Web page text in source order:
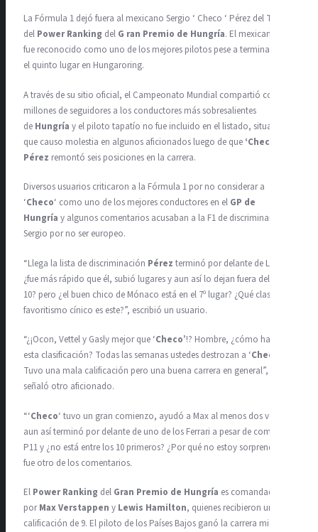
La Fórmula 1 dejó fuera al mexicano Sergio ‘ Checo ‘ Pérez del To
del Power Ranking del G ran Premio de Hungría. El mexicano no
fue reconocido como uno de los mejores pilotos pese a terminar con
el quinto lugar en Hungaroring.
A través de su sitio oficial, el Campeonato Mundial compartió con sus
millones de seguidores a los conductores más sobresalientes
de Hungría y el piloto tapatío no fue incluido en el listado, situación
que causo molestia en algunos aficionados luego de que ‘Checo’
Pérez remontó seis posiciones en la carrera.
Diversos usuarios criticaron a la Fórmula 1 por no considerar a
‘Checo‘ como uno de los mejores conductores en el GP de
Hungría y algunos comentarios acusaban a la F1 de discriminar a
Sergio por no ser europeo.
“Llega la lista de discriminación Pérez terminó por delante de Leclerc,
¿fue más rápido que él, subió lugares y aun así lo dejan fuera del top
10? pero ¿el buen chico de Mónaco está en el 7º lugar? ¿Qué clase de
favoritismo cínico es este?”, escribió un usuario.
“¿¡Ocon, Vettel y Gasly mejor que ‘Checo’!? Hombre, ¿cómo hacen
esta clasificación? Todas las semanas ustedes destrozan a ‘Checo
Tuvo una mala calificación pero una buena carrera en general”,
señaló otro aficionado.
“‘Checo‘ tuvo un gran comienzo, ayudó a Max al menos dos veces y
aun así terminó por delante de uno de los Ferrari a pesar de comenzar
P11 y ¿no está entre los 10 primeros? ¿Por qué no estoy sorprendido?”
fue otro de los comentarios.
El Power Ranking del Gran Premio de Hungría es comandado
porMax Verstappen y Lewis Hamilton, quienes recibieron una
calificación de 9. El piloto de los Países Bajos ganó la carrera mientras